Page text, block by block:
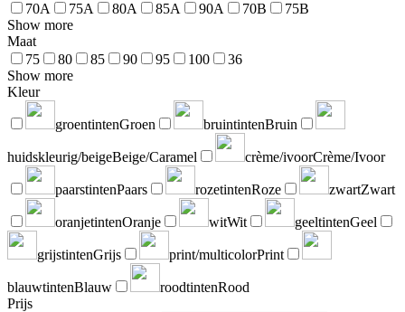
70A
75A 80A 85A 90A 70B
75B
Show more
Maat
75
80 85 90 95 100
36
Show more
Kleur
groentintenGroen bruintintenBruin
huidskleurig/beigeBeige/Caramel crème/ivoorCrème/Ivoor
paarstintenPaars rozetintenRoze zwartZwart
oranjetintenOranje witWit geeltintenGeel
grijstintenGrijs print/multicolorPrint
blauwtintenBlauw roodtintenRood
Prijs